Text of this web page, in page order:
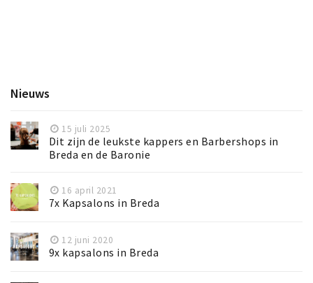
Nieuws
15 juli 2025
Dit zijn de leukste kappers en Barbershops in
Breda en de Baronie
16 april 2021
7x Kapsalons in Breda
12 juni 2020
9x kapsalons in Breda